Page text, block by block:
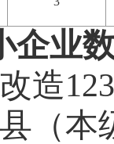
企业
造123
（本